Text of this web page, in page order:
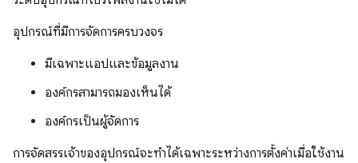
อุปกรณ์ที่มีการจัดการครบวงจร
มีเฉพาะแอปและข้อมูลงาน
องค์กรสามารถมองเห็นได้
องค์กรเป็นผู้จัดการ
การจัดสรรเจ้าของอุปกรณ์จะทำได้เฉพาะระหว่างการตั้งค่าเมื่อใช้งาน